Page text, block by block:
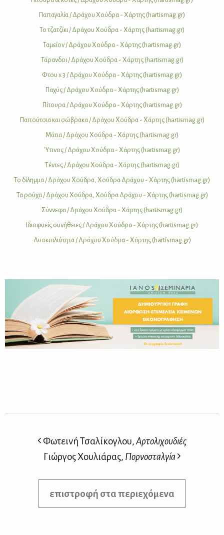
Πα­πα­γα­λία / Δρά­χου Χού­δρα - Χάρ­της (hartismag.gr)
Το τζα­τζί­κι / Δρά­χου Χού­δρα - Χάρ­της (hartismag.gr)
Τα­μεί­ον / Δρά­χου Χού­δρα - Χάρ­της (hartismag.gr)
Τά­ραν­δοι / Δρά­χου Χού­δρα - Χάρ­της (hartismag.gr)
Φτου x 3 / Δρά­χου Χού­δρα - Χάρ­της (hartismag.gr)
Πα­χύς / Δρά­χου Χού­δρα - Χάρ­της (hartismag.gr)
Πί­του­ρα / Δρά­χου Χού­δρα - Χάρ­της (hartismag.gr)
Πα­πού­τσια και σώ­βρα­κα / Δρά­χου Χού­δρα - Χάρ­της (hartismag.gr)
Μά­τια / Δρά­χου Χού­δρα - Χάρ­της (hartismag.gr)
Ύπνος / Δρά­χου Χού­δρα - Χάρ­της (hartismag.gr)
Tέ­ντες / Δρά­χου Χού­δρα - Χάρ­της (hartismag.gr)
Το δί­λημ­μα / Δρά­χου Χού­δρα, Χού­δρα Δρά­χου - Χάρ­της (hartismag.gr)
Τα ρού­χα / Δρά­χου Χού­δρα, Χού­δρα Δρά­χου - Χάρ­της (hartismag.gr)
Σύν­νε­φα / Δρά­χου Χού­δρα - Χάρ­της (hartismag.gr)
Ιδιο­φυ­είς συ­νή­θειες / Δρά­χου Χού­δρα - Χάρ­της (hartismag.gr)
Δυ­σκοι­λιό­τη­τα / Δρά­χου Χού­δρα - Χάρ­της (hartismag.gr)
Φωτεινή Τσαλίκογλου,Αρτολιχουδιές
Γιώργος Χουλιάρας, Πορνοσταλγία
επιστροφή στα περιεχόμενα